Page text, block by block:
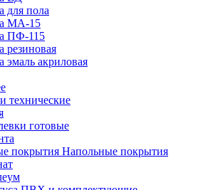
для пола
МА-15
ПФ-115
резиновая
эмаль акриловая
технические
готовые
Напольные покрытия